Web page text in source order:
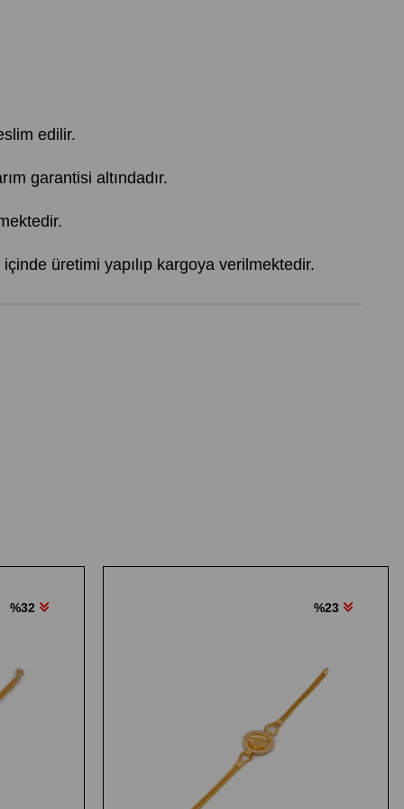
edilir.
garantisi altındadır.
üretimi yapılıp kargoya verilmektedir.
%32 %23